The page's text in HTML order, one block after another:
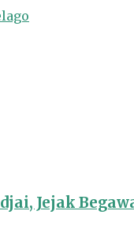
Jejak